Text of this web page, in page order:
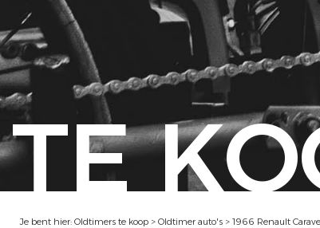
TE
Je bent hier: Oldtimers te koop > Oldtimer auto's > 1966 Renault